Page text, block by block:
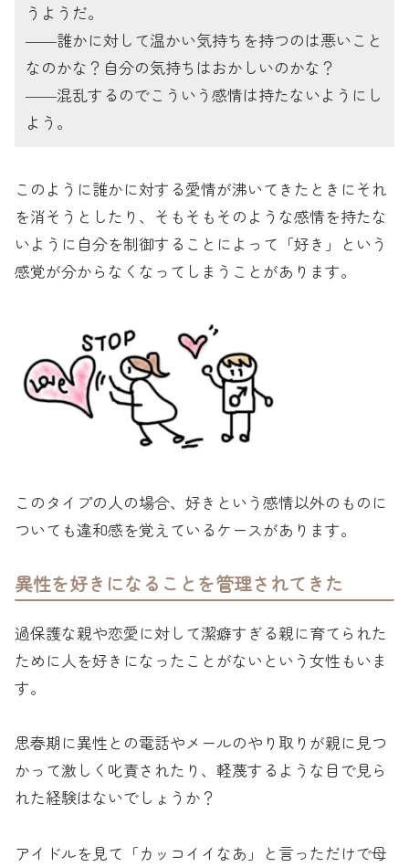
うようだ。
――誰かに対して温かい気持ちを持つのは悪いこと
なのかな？自分の気持ちはおかしいのかな？
――混乱するのでこういう感情は持たないようにし
よう。
このように誰かに対する愛情が沸いてきたときにそれ
を消そうとしたり、そもそもそのような感情を持たな
いように自分を制御することによって「好き」という
感覚が分からなくなってしまうことがあります。
このタイプの人の場合、好きという感情以外のものに
ついても違和感を覚えているケースがあります。
異性を好きになることを管理されてきた
過保護な親や恋愛に対して潔癖すぎる親に育てられた
ために人を好きになったことがないという女性もいま
す。
思春期に異性との電話やメールのやり取りが親に見つ
かって激しく叱責されたり、軽蔑するような目で見ら
れた経験はないでしょうか？
アイドルを見て「カッコイイなあ」と言っただけで母